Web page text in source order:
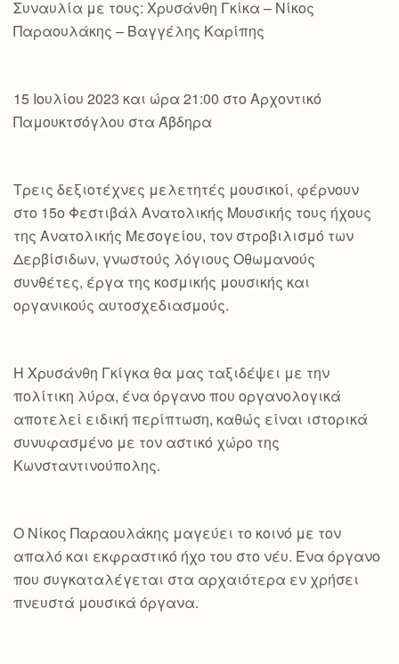
Συναυλία με τους: Χρυσάνθη Γκίκα – Νίκος
Παραουλάκης – Βαγγέλης Καρίπης
15 Ιουλίου 2023 και ώρα 21:00 στο Αρχοντικό
Παμουκτσόγλου στα Άβδηρα
Τρεις δεξιοτέχνες μελετητές μουσικοί, φέρνουν
στο 15ο Φεστιβάλ Ανατολικής Μουσικής τους ήχους
της Ανατολικής Μεσογείου, τον στροβιλισμό των
Δερβίσιδων, γνωστούς λόγιους Οθωμανούς
συνθέτες, έργα της κοσμικής μουσικής και
οργανικούς αυτοσχεδιασμούς.
Η Χρυσάνθη Γκίγκα θα μας ταξιδέψει με την
πολίτικη λύρα, ένα όργανο που οργανολογικά
αποτελεί ειδική περίπτωση, καθώς είναι ιστορικά
συνυφασμένο με τον αστικό χώρο της
Κωνσταντινούπολης.
Ο Νίκος Παραουλάκης μαγεύει το κοινό με τον
απαλό και εκφραστικό ήχο του στο νέυ. Ένα όργανο
που συγκαταλέγεται στα αρχαιότερα εν χρήσει
πνευστά μουσικά όργανα.